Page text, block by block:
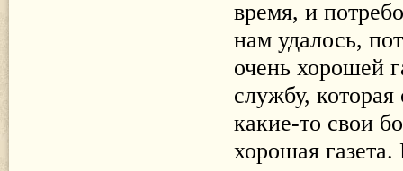
время, и
нам удалось,
очень хорошей
службу, которая
какие-то свои
хорошая